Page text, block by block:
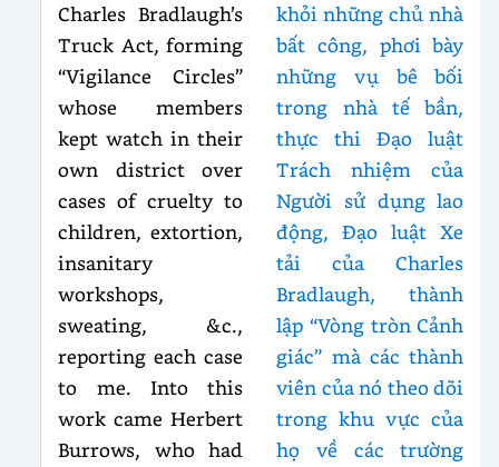
Charles Bradlaugh’s
Truck Act, forming
“Vigilance Circles”
whose members
kept watch in their
own district over
cases of cruelty to
children, extortion,
insanitary
workshops,
sweating, &c.,
reporting each case
to me. Into this
work came Herbert
Burrows, who had
khỏi những chủ nhà
bất công, phơi bày
những vụ bê bối
trong nhà tế bần,
thực thi Đạo luật
Trách nhiệm của
Người sử dụng lao
động, Đạo luật Xe
tải của Charles
Bradlaugh, thành
lập “Vòng tròn Cảnh
giác” mà các thành
viên của nó theo dõi
trong khu vực của
họ về các trường